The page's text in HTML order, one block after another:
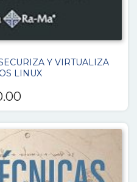
Y VIRTUALIZA
LINUX